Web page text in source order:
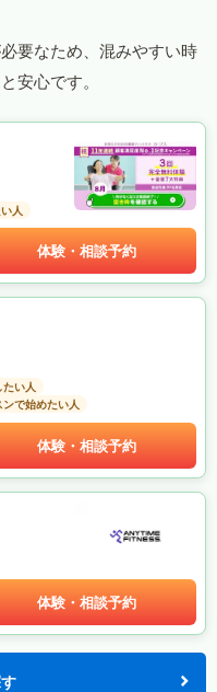
要なため、混みやすい時
安心です。
人
体験・相談予約
たい人
で始めたい人
体験・相談予約
体験・相談予約